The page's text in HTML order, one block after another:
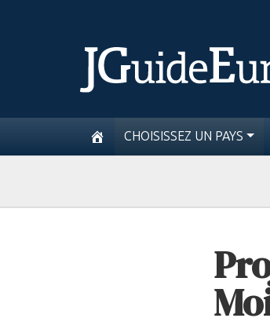
CHOISISSEZ UN PAYS